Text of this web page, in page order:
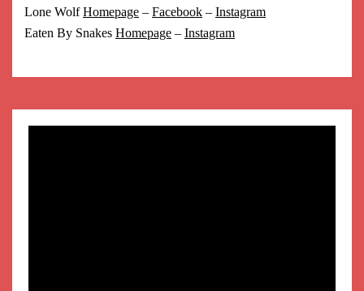
Lone WolfHomepage – Facebook – Instagram
Eaten By Snakes Homepage – Instagram